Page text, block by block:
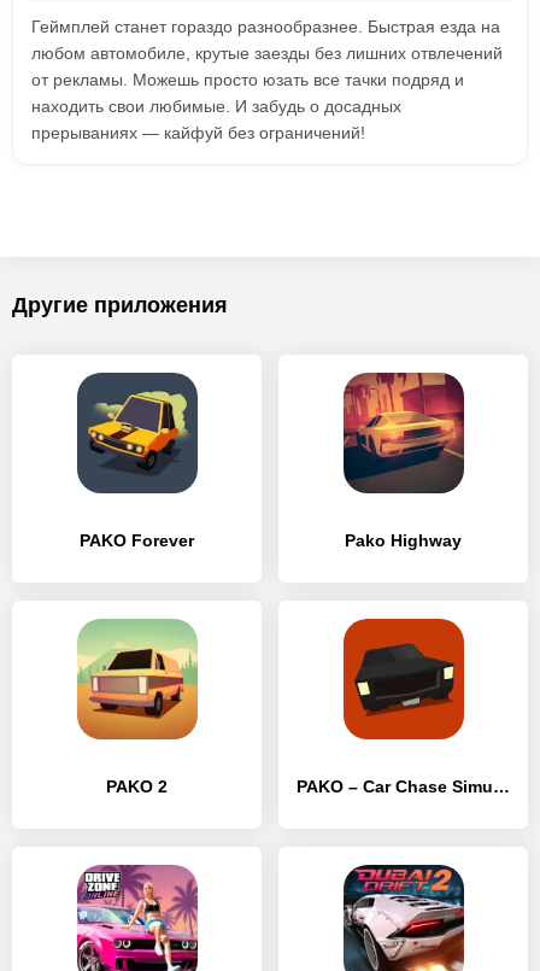
Геймплей станет гораздо разнообразнее. Быстрая езда на
любом автомобиле, крутые заезды без лишних отвлечений
от рекламы. Можешь просто юзать все тачки подряд и
находить свои любимые. И забудь о досадных
прерываниях — кайфуй без ограничений!
Другие приложения
PAKO Forever Pako Highway
PAKO 2 PAKO – Car Chase Simulator